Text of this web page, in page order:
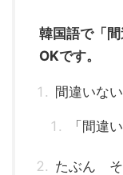
韓国語で「
OKです。
間違いな
「間違
たぶん